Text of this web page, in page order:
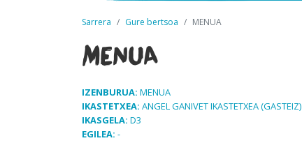
Sarrera Gure bertsoa MENUA
MENUA
IZENBURUA: MENUA
IKASTETXEA: ANGEL GANIVET IKASTETXEA (GASTEIZ)
IKASGELA: D3
EGILEA: -